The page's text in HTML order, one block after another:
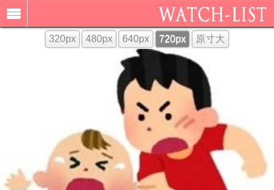
320px 480px 640px 720px 原寸大